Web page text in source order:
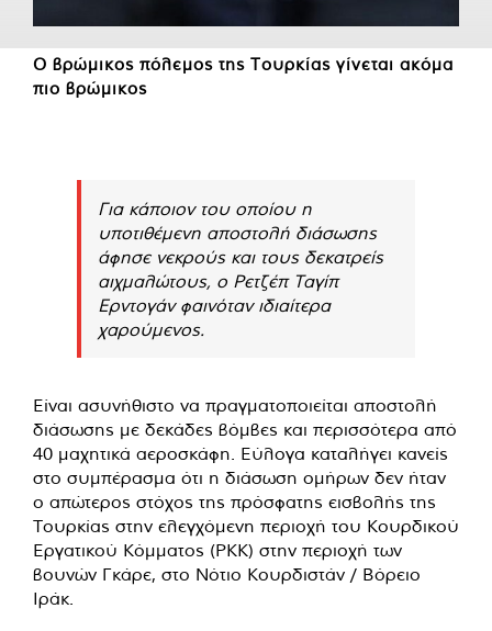
Ο βρώμικος πόλεμος της Τουρκίας γίνεται ακόμα
πιο βρώμικος
Για κάποιον του οποίου η
υποτιθέμενη αποστολή διάσωσης
άφησε νεκρούς και τους δεκατρείς
αιχμαλώτους, ο Ρετζέπ Ταγίπ
Ερντογάν φαινόταν ιδιαίτερα
χαρούμενος.
Είναι ασυνήθιστο να πραγματοποιείται αποστολή
διάσωσης με δεκάδες βόμβες και περισσότερα από
40 μαχητικά αεροσκάφη. Εύλογα καταλήγει κανείς
στο συμπέρασμα ότι η διάσωση ομήρων δεν ήταν
ο απώτερος στόχος της πρόσφατης εισβολής της
Τουρκίας στην ελεγχόμενη περιοχή του Κουρδικού
Εργατικού Κόμματος (PKK) στην περιοχή των
βουνών Γκάρε, στο Νότιο Κουρδιστάν / Βόρειο
Ιράκ.